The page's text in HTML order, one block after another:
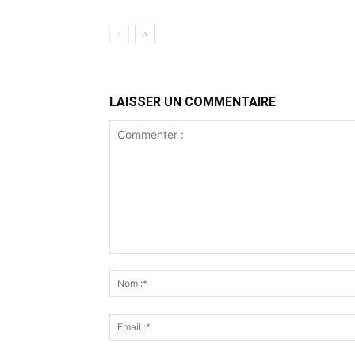
LAISSER UN COMMENTAIRE